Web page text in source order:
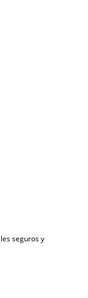
seguros y